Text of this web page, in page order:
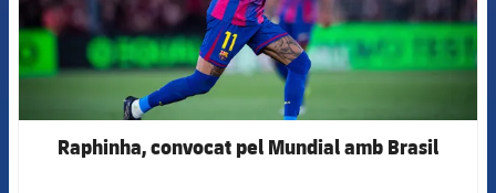
Raphinha, convocat pel Mundial amb Brasil